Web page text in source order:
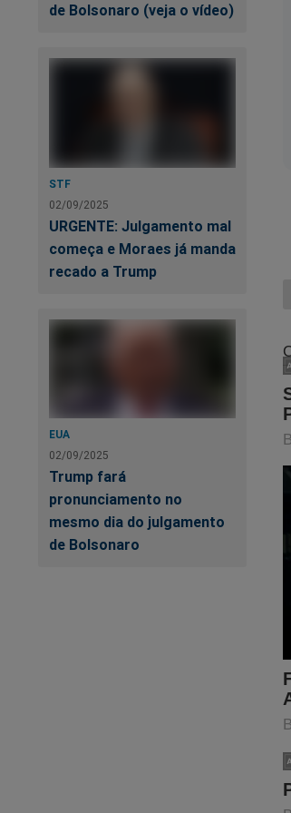
de Bolsonaro (veja o vídeo)
STF
02/09/2025
URGENTE: Julgamento mal
começa e Moraes já manda
recado a Trump
EUA
02/09/2025
Trump fará
pronunciamento no
mesmo dia do julgamento
de Bolsonaro